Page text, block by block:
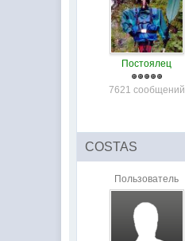
Постоялец
7621 сообщений
COSTAS
Пользователь